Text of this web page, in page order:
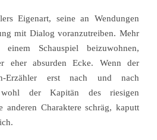
Eigenart, seine an Wendungen
mit Dialog voranzutreiben. Mehr
Schauspiel beizuwohnen,
eher absurden Ecke. Wenn der
Erzähler erst nach und nach
der Kapitän des riesigen
anderen Charaktere schräg, kaputt